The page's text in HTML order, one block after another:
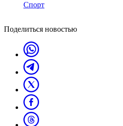
Спорт
Поделиться новостью